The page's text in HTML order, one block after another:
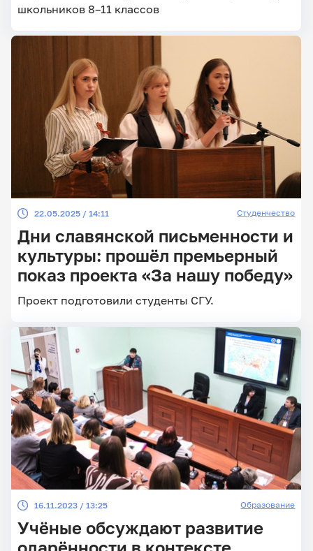
школьников 8–11 классов
22.05.2025 / 14:11 Студенчество
Дни славянской письменности и
культуры: прошёл премьерный
показ проекта «За нашу победу»
Проект подготовили студенты СГУ.
16.11.2023 / 13:25 Образование
Учёные обсуждают развитие